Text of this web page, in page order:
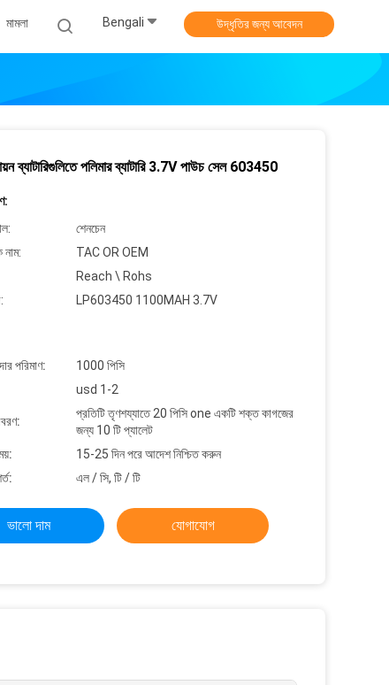
মামলা Bengali উদ্ধৃতির জন্য আবেদন
ব্যাটারিগুলিতে পলিমার ব্যাটারি 3.7V পাউচ সেল 603450
শেনচেন
নাম:
TAC OR OEM
Reach \ Rohs
LP603450 1100MAH 3.7V
পরিমাণ:
1000 পিসি
usd 1-2
প্রতিটি তৃণশয্যাতে 20 পিসি one একটি শক্ত কাগজের
জন্য 10 টি প্যালেট
15-25 দিন পরে আদেশ নিশ্চিত করুন
এল / সি, টি / টি
ভালো দাম যোগাযোগ